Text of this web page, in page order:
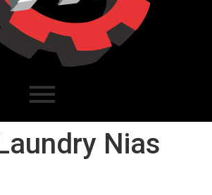
Nias